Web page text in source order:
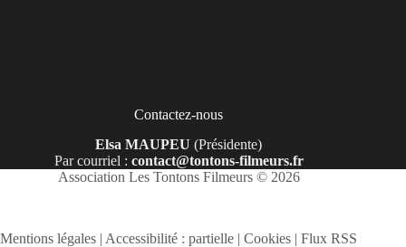
Contactez-nous
Elsa MAUPEU (Présidente)
Par courriel : contact@tontons-filmeurs.fr
Association Les Tontons Filmeurs © 2026
Mentions légales | Accessibilité : partielle | Cookies | Flux RSS